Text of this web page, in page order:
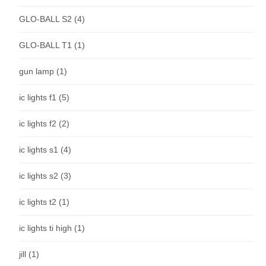
GLO-BALL S2 (4)
GLO-BALL T1 (1)
gun lamp (1)
ic lights f1 (5)
ic lights f2 (2)
ic lights s1 (4)
ic lights s2 (3)
ic lights t2 (1)
ic lights ti high (1)
jill (1)